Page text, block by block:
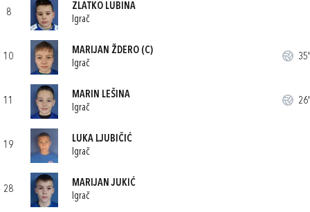
8
ZLATKO LUBINA
Igrač
10
MARIJAN ŽDERO (C)
Igrač
35'
11
MARIN LEŠINA
Igrač
26'
19
LUKA LJUBIČIĆ
Igrač
28
MARIJAN JUKIĆ
Igrač